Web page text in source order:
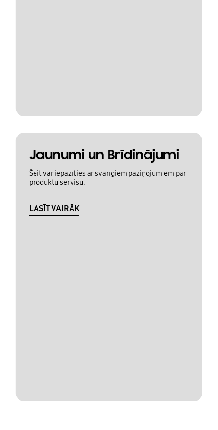
Jaunumi un Brīdinājumi
Šeit var iepazīties ar svarīgiem paziņojumiem par
produktu servisu.
LASĪT VAIRĀK